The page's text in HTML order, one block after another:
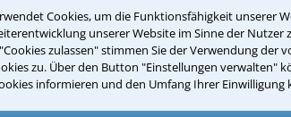
Cookies, um die Funktionsfähigkeit unserer
unserer Website im Sinne der Nutzer
zulassen" stimmen Sie der Verwendung der
zu. Über den Button "Einstellungen verwalten"
informieren und den Umfang Ihrer Einwilligung
Teste Dein Rechtswissen